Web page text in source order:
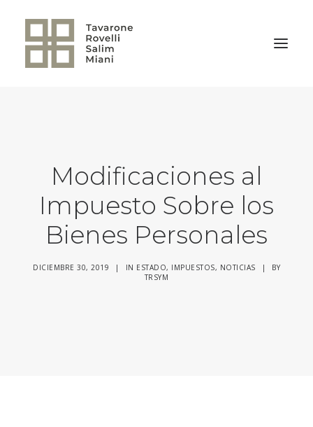
Modificaciones al
Impuesto Sobre los
Bienes Personales
DICIEMBRE 30, 2019 | IN ESTADO, IMPUESTOS, NOTICIAS |
BY
TRSYM